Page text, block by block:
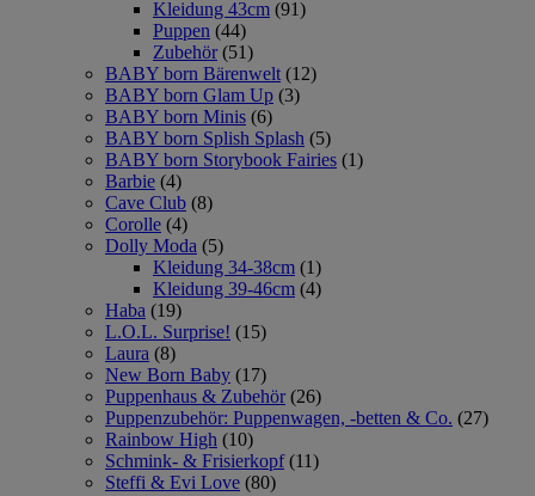
Kleidung 43cm (91)
Puppen (44)
Zubehör (51)
BABY born Bärenwelt (12)
BABY born Glam Up (3)
BABY born Minis (6)
BABY born Splish Splash (5)
BABY born Storybook Fairies (1)
Barbie (4)
Cave Club (8)
Corolle (4)
Dolly Moda (5)
Kleidung 34-38cm (1)
Kleidung 39-46cm (4)
Haba (19)
L.O.L. Surprise! (15)
Laura (8)
New Born Baby (17)
Puppenhaus & Zubehör (26)
Puppenzubehör: Puppenwagen, -betten & Co. (27)
Rainbow High (10)
Schmink- & Frisierkopf (11)
Steffi & Evi Love (80)